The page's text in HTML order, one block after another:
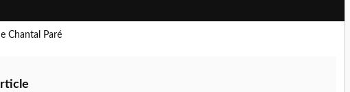
Chantal Paré